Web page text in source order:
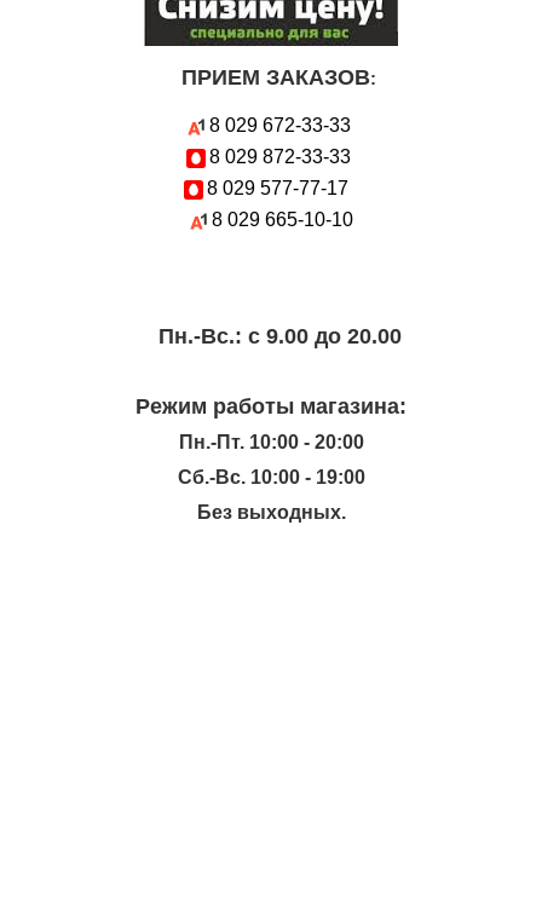
ПРИЕМ ЗАКАЗОВ:
8 029 672-33-33
8 029 872-33-33
8 029 577-77-17
8 029 665-10-10
Пн.-Вc.: с 9.00 до 20.00
Режим работы магазина:
Пн.-Пт. 10:00 - 20:00
Сб.-Вс. 10:00 - 19:00
Без выходных.